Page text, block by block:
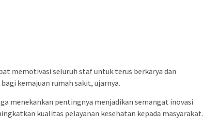
memotivasi seluruh staf untuk terus berkarya dan
kemajuan rumah sakit, ujarnya.
menekankan pentingnya menjadikan semangat inovasi
kualitas pelayanan kesehatan kepada masyarakat.